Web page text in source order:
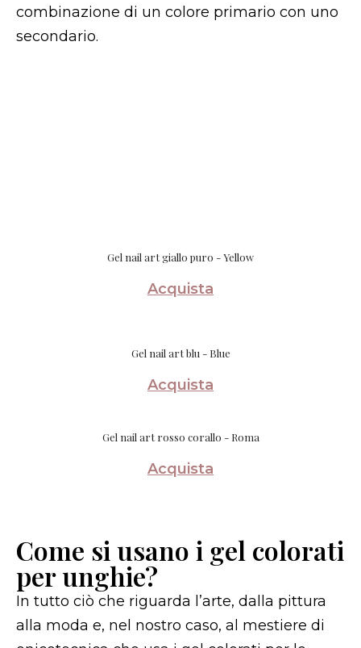
combinazione di un colore primario con uno
secondario.
Gel nail art giallo puro - Yellow
Acquista
Gel nail art blu - Blue
Acquista
Gel nail art rosso corallo - Roma
Acquista
Come si usano i gel colorati
per unghie?
In tutto ciò che riguarda l’arte, dalla pittura
alla moda e, nel nostro caso, al mestiere di